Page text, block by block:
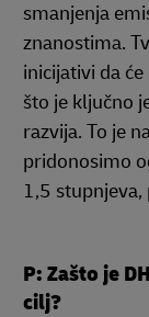
smanjenja
znanostima.
inicijativi da
što je ključno
razvija. To je
pridonosimo
1,5
P: Zašto je
cilj?